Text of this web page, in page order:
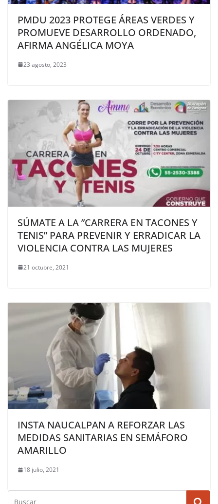
PMDU 2023 PROTEGE ÁREAS VERDES Y
PROMUEVE DESARROLLO ORDENADO,
AFIRMA ANGÉLICA MOYA
23 agosto, 2023
SÚMATE A LA ”CARRERA EN TACONES Y
TENIS” PARA PREVENIR Y ERRADICAR LA
VIOLENCIA CONTRA LAS MUJERES
21 octubre, 2021
INSTA NAUCALPAN A REFORZAR LAS
MEDIDAS SANITARIAS EN SEMÁFORO
AMARILLO
18 julio, 2021